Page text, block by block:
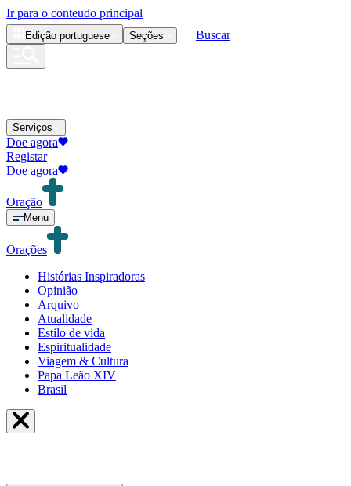
Ir para o conteudo principal
Edição portuguese Seções Buscar
Serviços
Doe agora
Registar
Doe agora
Oração
Menu
Orações
Histórias Inspiradoras
Opinião
Arquivo
Atualidade
Estilo de vida
Espiritualidade
Viagem & Cultura
Papa Leão XIV
Brasil